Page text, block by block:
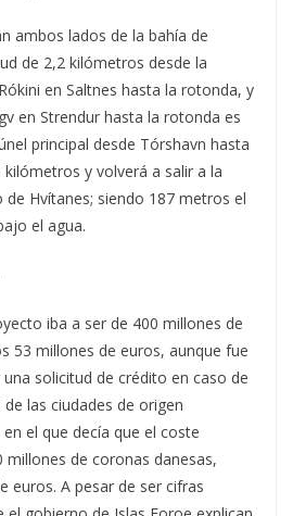
ambos lados de la bahía de
de 2,2 kilómetros desde la
en Saltnes hasta la rotonda, y
en Strendur hasta la rotonda es
principal desde Tórshavn hasta
y volverá a salir a la
de Hvítanes; siendo 187 metros el
el agua.
iba a ser de 400 millones de
53 millones de euros, aunque fue
solicitud de crédito en caso de
las ciudades de origen
el que decía que el coste
millones de coronas danesas,
euros. A pesar de ser cifras